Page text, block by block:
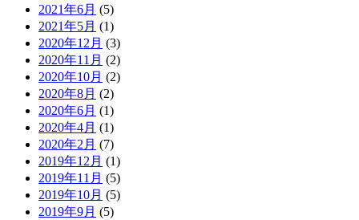
2021年6月 (5)
2021年5月 (1)
2020年12月 (3)
2020年11月 (2)
2020年10月 (2)
2020年8月 (2)
2020年6月 (1)
2020年4月 (1)
2020年2月 (7)
2019年12月 (1)
2019年11月 (5)
2019年10月 (5)
2019年9月 (5)